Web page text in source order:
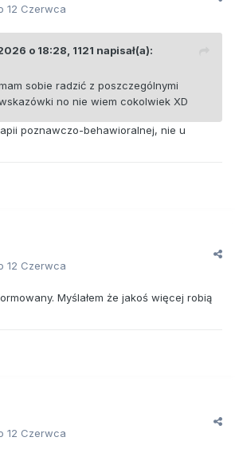
12 Czerwca
o 18:28, 1121 napisał(a):
sobie radzić z poszczególnymi
no nie wiem cokolwiek XD
poznawczo-behawioralnej, nie u
12 Czerwca
Myślałem że jakoś więcej robią
12 Czerwca